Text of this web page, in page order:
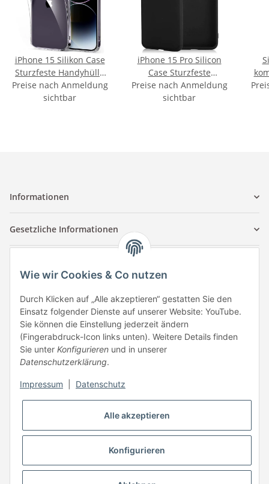
iPhone 15 Silikon Case
Sturzfeste Handyhülle
Transparent
Preise nach Anmeldung
sichtbar
iPhone 15 Pro Silicon
Case Sturzfeste
Handyhülle Schwarz
Preise nach Anmeldung
sichtbar
13
Informationen
Gesetzliche Informationen
Tuccar GmbH
Raum A-123
Anton-Kux-Str.2
41460 Neuss
E-Mail: info @ megaphonic.de
Kundenservice
Mo - Fr 10:00 - 18:00
Mail: info @ megaphonic.de
Wie wir Cookies & Co nutzen
Durch Klicken auf „Alle akzeptieren“ gestatten Sie den
Einsatz folgender Dienste auf unserer Website: YouTube.
Sie können die Einstellung jederzeit ändern
(Fingerabdruck-Icon links unten). Weitere Details finden
Sie unter Konfigurieren und in unserer
Datenschutzerklärung.
Impressum Datenschutz
Alle akzeptieren
Konfigurieren